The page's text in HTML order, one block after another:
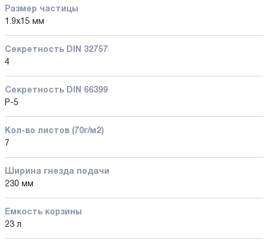
Размер частицы
1.9x15 мм
Секретность DIN 32757
4
Секретность DIN 66399
P-5
Кол-во листов (70г/м2)
7
Ширина гнезда подачи
230 мм
Емкость корзины
23 л